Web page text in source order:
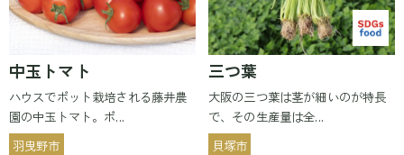
中玉トマト
ハウスでポット栽培される藤井農
園の中玉トマト。ポ...
羽曳野市
三つ葉
大阪の三つ葉は茎が細いのが特長
で、その生産量は全...
貝塚市